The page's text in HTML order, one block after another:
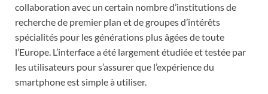
collaboration avec un certain nombre d’institutions de
recherche de premier plan et de groupes d’intérêts
spécialités pour les générations plus âgées de toute
l’Europe. L’interface a été largement étudiée et testée par
les utilisateurs pour s’assurer que l’expérience du
smartphone est simple à utiliser.